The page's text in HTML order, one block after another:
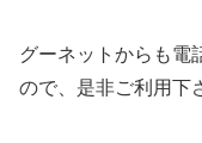
グーネットからも電
ので、是非ご利用下